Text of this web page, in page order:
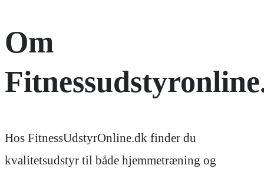
Om
Hos FitnessUdstyrOnline.dk finder du
kvalitetsudstyr til både hjemmetræning og